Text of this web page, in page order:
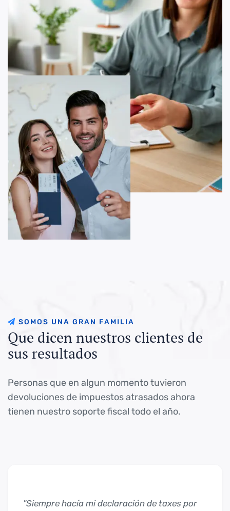
SO MOS U NA GRAN FAMI LIA
Que dicennuestros clientes de
sus resultados
Personas que en algun momento tuvieron
devoluciones de impuestos atrasados ahora
tienen nuestro soporte fiscal todo el año.
"Siempre hacía mi declaración de taxes por